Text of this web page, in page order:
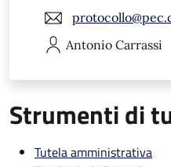
Antonio Carrassi
Strumenti di
Tutela amministrativa